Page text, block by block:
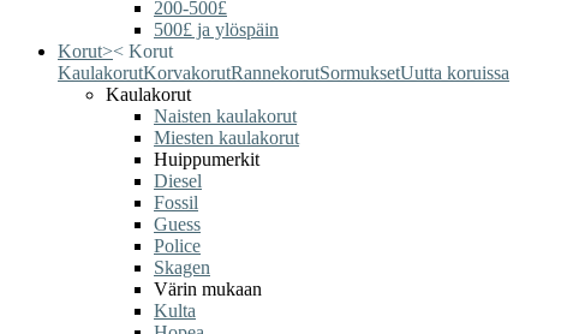
200-500£
500£ ja ylöspäin
Korut>< Korut
KaulakorutKorvakorutRannekorutSormuksetUutta koruissa
Kaulakorut
Naisten kaulakorut
Miesten kaulakorut
Huippumerkit
Diesel
Fossil
Guess
Police
Skagen
Värin mukaan
Kulta